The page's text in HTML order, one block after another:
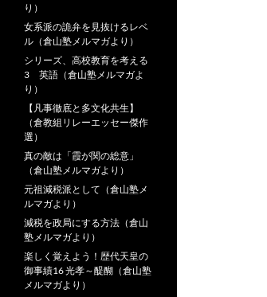
り）
女系派の詭弁を見抜けるレベ
ル（倉山塾メルマガより）
シリーズ、高校教育を考える
3 英語（倉山塾メルマガよ
り）
【凡事徹底と多文化共生】
（倉教組リレーエッセー傑作
選）
真の敵は「霞が関の総意」
（倉山塾メルマガより）
元祖減税派として（倉山塾メ
ルマガより）
減税を政局にする方法（倉山
塾メルマガより）
楽しく覚えよう！歴代天皇の
御事績16 光孝～醍醐（倉山塾
メルマガより）